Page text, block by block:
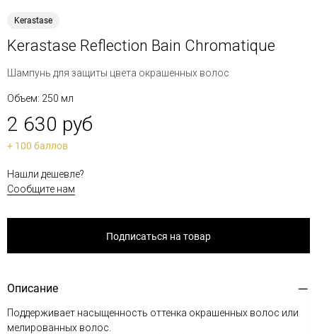
Kerastase
Kerastase Reflection Bain Chromatique
Шампунь для защиты цвета окрашенных волос
Объем: 250 мл
2 630 руб
+ 100 баллов
Нашли дешевле?
Сообщите нам
Подписаться на товар
Описание
Поддерживает насыщенность оттенка окрашенных волос или
мелированных волос.